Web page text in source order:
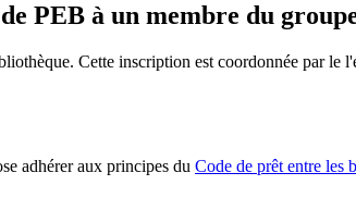
PEB à un membre du
Cette inscription est coordonnée par
adhérer aux principes du Code de prêt entre les